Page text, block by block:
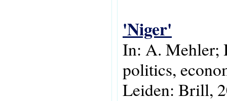
'Niger'
In: A. Mehler;
politics,
Leiden: Brill,